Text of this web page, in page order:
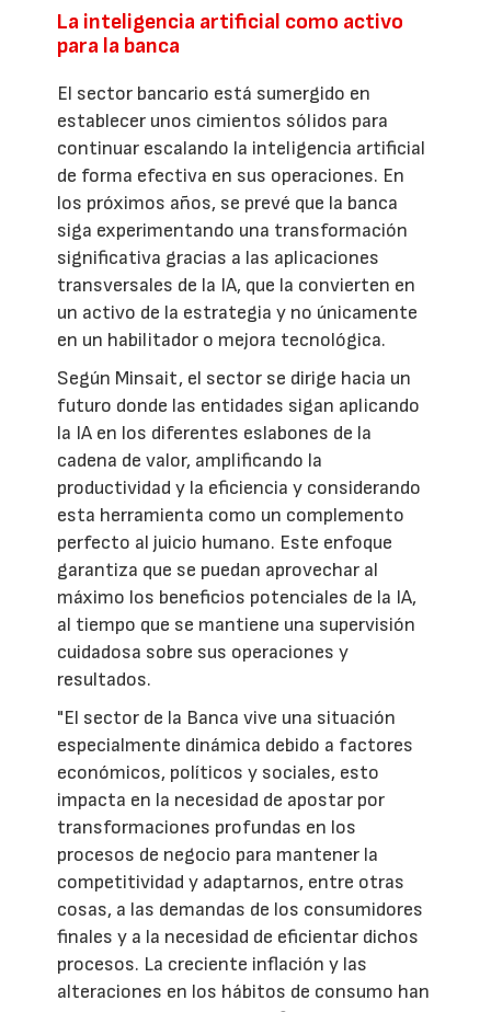
La inteligencia artificial como activo
para la banca
El sector bancario está sumergido en
establecer unos cimientos sólidos para
continuar escalando la inteligencia artificial
de forma efectiva en sus operaciones. En
los próximos años, se prevé que la banca
siga experimentando una transformación
significativa gracias a las aplicaciones
transversales de la IA, que la convierten en
un activo de la estrategia y no únicamente
en un habilitador o mejora tecnológica.
Según Minsait, el sector se dirige hacia un
futuro donde las entidades sigan aplicando
la IA en los diferentes eslabones de la
cadena de valor, amplificando la
productividad y la eficiencia y considerando
esta herramienta como un complemento
perfecto al juicio humano. Este enfoque
garantiza que se puedan aprovechar al
máximo los beneficios potenciales de la IA,
al tiempo que se mantiene una supervisión
cuidadosa sobre sus operaciones y
resultados.
"El sector de la Banca vive una situación
especialmente dinámica debido a factores
económicos, políticos y sociales, esto
impacta en la necesidad de apostar por
transformaciones profundas en los
procesos de negocio para mantener la
competitividad y adaptarnos, entre otras
cosas, a las demandas de los consumidores
finales y a la necesidad de eficientar dichos
procesos. La creciente inflación y las
alteraciones en los hábitos de consumo han